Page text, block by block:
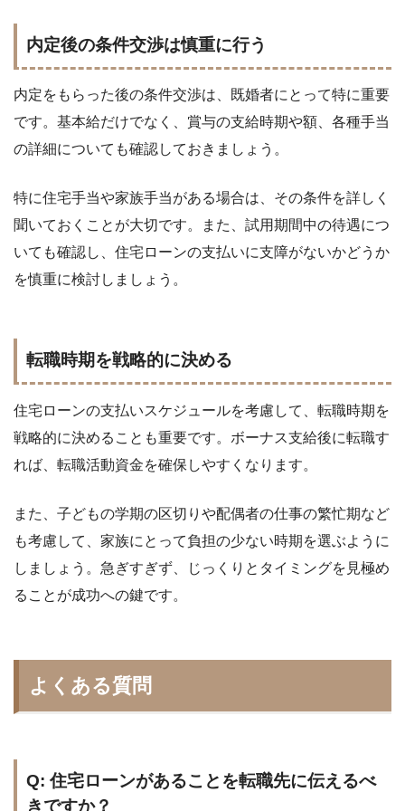
内定後の条件交渉は慎重に行う
内定をもらった後の条件交渉は、既婚者にとって特に重要
です。基本給だけでなく、賞与の支給時期や額、各種手当
の詳細についても確認しておきましょう。
特に住宅手当や家族手当がある場合は、その条件を詳しく
聞いておくことが大切です。また、試用期間中の待遇につ
いても確認し、住宅ローンの支払いに支障がないかどうか
を慎重に検討しましょう。
転職時期を戦略的に決める
住宅ローンの支払いスケジュールを考慮して、転職時期を
戦略的に決めることも重要です。ボーナス支給後に転職す
れば、転職活動資金を確保しやすくなります。
また、子どもの学期の区切りや配偶者の仕事の繁忙期など
も考慮して、家族にとって負担の少ない時期を選ぶように
しましょう。急ぎすぎず、じっくりとタイミングを見極め
ることが成功への鍵です。
よくある質問
Q: 住宅ローンがあることを転職先に伝えるべ
きですか？